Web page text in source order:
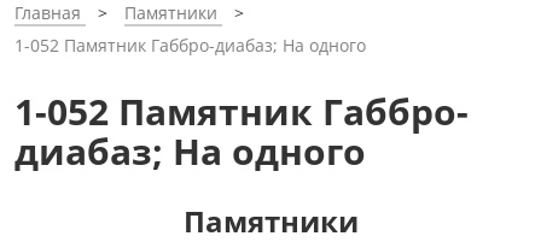
Главная
Памятники
1-052 Памятник Габбро-диабаз; На одного
1-052 Памятник Габбро-
диабаз; На одного
Памятники